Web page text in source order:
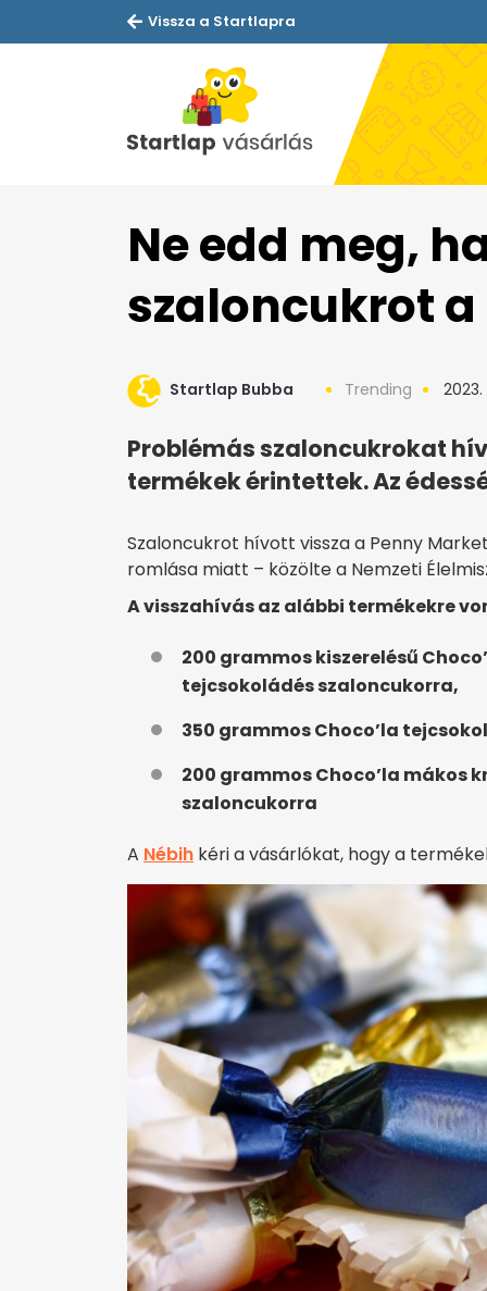
Vissza a Startlapra
Ne edd meg,
szaloncukrot
Startlap Bubba Trending
Problémás szaloncukrokat
termékek érintettek. Az
Szaloncukrot hívott vissza a Penny
romlása miatt – közölte a Nemzeti
A visszahívás az alábbi termékekre
200 grammos kiszerelésű
tejcsokoládés szaloncukorra,
350 grammos Choco’la
200 grammos Choco’la mákos
szaloncukorra
A Nébih kéri a vásárlókat, hogy a